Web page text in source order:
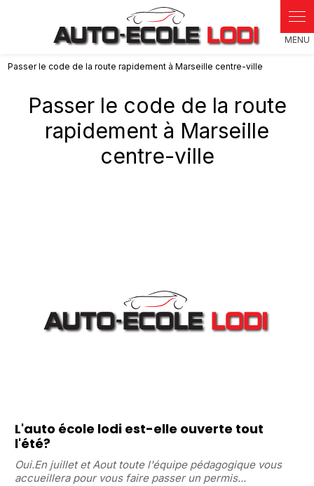
Passer le code de la route rapidement à Marseille centre-ville
Passer le code de la route
rapidement à Marseille
centre-ville
L'auto école lodi est-elle ouverte tout
l'été?
Oui.En juillet et Aout toute l'équipe pédagogique vous
accueillera pour vous faire passer un permis...
Panneau de gestion des cookies